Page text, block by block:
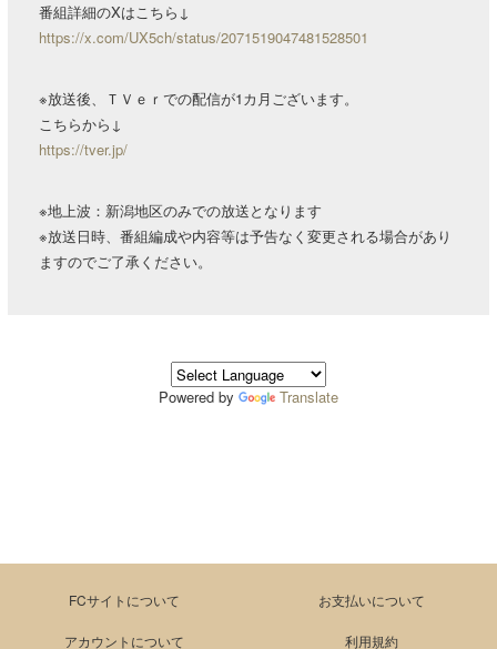
番組詳細のXはこちら↓
https://x.com/UX5ch/status/2071519047481528501
※放送後、ＴＶｅｒでの配信が1カ月ございます。
こちらから↓
https://tver.jp/
※地上波：新潟地区のみでの放送となります
※放送日時、番組編成や内容等は予告なく変更される場合があり
ますのでご了承ください。
Powered by Translate
FCサイトについて お支払いについて
アカウントについて 利用規約